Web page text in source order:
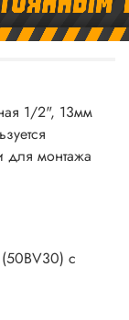
1/2", 13мм
для монтажа
с